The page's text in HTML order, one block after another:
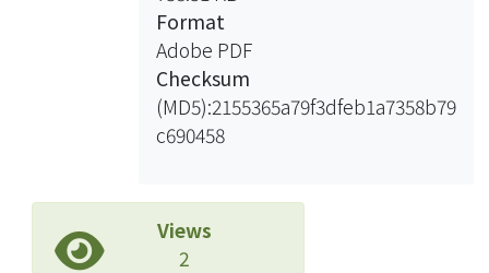
Format
Adobe PDF
Checksum
(MD5):2155365a79f3dfeb1a7358b79
c690458
Views
2